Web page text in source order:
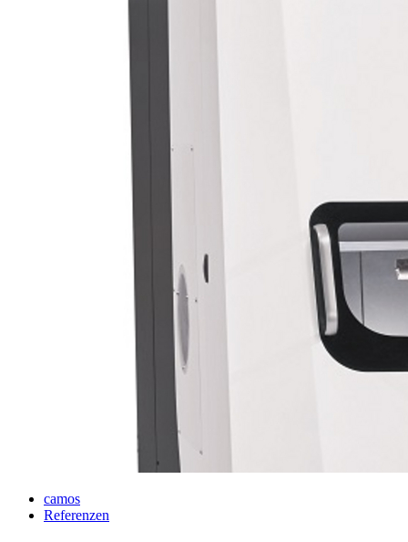
camos
Referenzen